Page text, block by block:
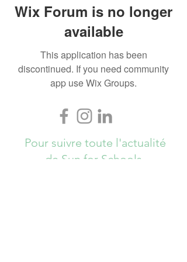
Wix Forum is no longer
available
This application has been
discontinued. If you need community
app use Wix Groups.
Pour suivre toute l'actualité
de Sun for Schools,